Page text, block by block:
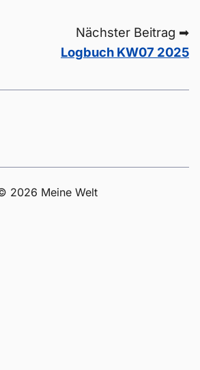
Nächster Beitrag ➡
Logbuch KW07 2025
2026 Meine Welt